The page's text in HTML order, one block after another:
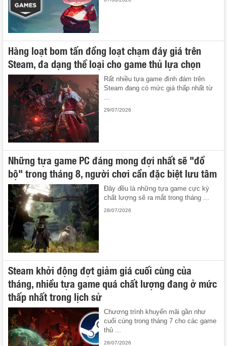
Hàng loạt bom tấn đồng loạt chạm đáy giá trên
Steam, đa dạng thể loại cho game thủ lựa chọn
Rất nhiều tựa game đình đám trên
Steam đang có mức giá thấp nhất từ
29/07/2026
Những tựa game PC đáng mong đợi nhất sẽ "đổ
bộ" trong tháng 8, người chơi cần đặc biệt lưu tâm
Đây đều là những tựa game cực kỳ
chất lượng sẽ ra mắt trong tháng ...
28/07/2026
Steam khởi động đợt giảm giá cuối cùng của
tháng, nhiều tựa game quá chất lượng đang ở mức
thấp nhất trong lịch sử
Chương trình khuyến mãi gần như
cuối cùng trong tháng 7 cho các game
thủ ...
28/07/2026